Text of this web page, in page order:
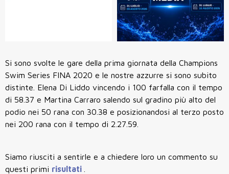
Si sono svolte le gare della prima giornata della Champions
Swim Series FINA 2020 e le nostre azzurre si sono subito
distinte. Elena Di Liddo vincendo i 100 farfalla con il tempo
di 58.37 e Martina Carraro salendo sul gradino più alto del
podio nei 50 rana con 30.38 e posizionandosi al terzo posto
nei 200 rana con il tempo di 2.27.59.
Siamo riusciti a sentirle e a chiedere loro un commento su
questi primi risultati